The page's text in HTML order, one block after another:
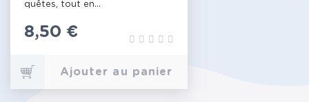
quêtes, tout en...
Prix
8,50 €
Ajouter au panier